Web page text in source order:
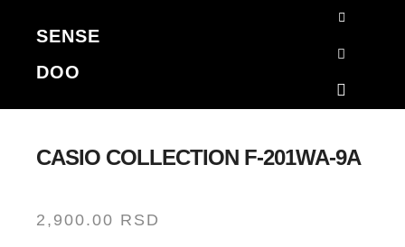
SENSE
DOO
Main
CASIO COLLECTION F-201WA-9A
2,900.00 RSD